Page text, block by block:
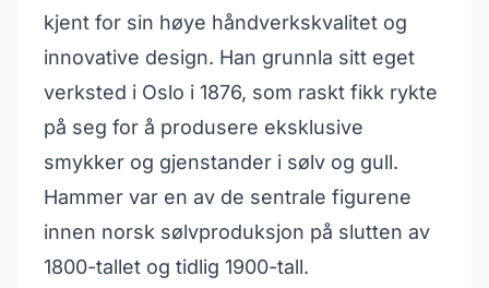
kjent for sin høye håndverkskvalitet og
innovative design. Han grunnla sitt eget
verksted i Oslo i 1876, som raskt fikk rykte
på seg for å produsere eksklusive
smykker og gjenstander i sølv og gull.
Hammer var en av de sentrale figurene
innen norsk sølvproduksjon på slutten av
1800-tallet og tidlig 1900-tall.